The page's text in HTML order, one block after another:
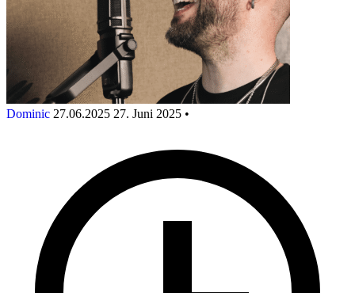
Dominic 27.06.2025 27. Juni 2025 •